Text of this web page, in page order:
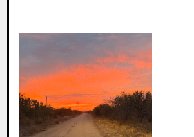
(Casa
Oasis
letzter
Tag)